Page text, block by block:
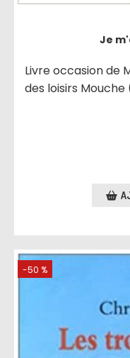
Je
Livre occasion de
des loisirs
-50 %